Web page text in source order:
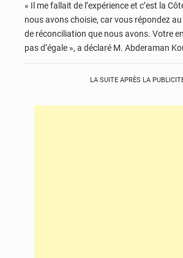
« Il me fallait de l’expérience et c’est la
nous avons choisie, car vous répondez
de réconciliation que nous avons. Votre
pas d’égale », a déclaré M. Abderaman
LA SUITE APRÈS LA